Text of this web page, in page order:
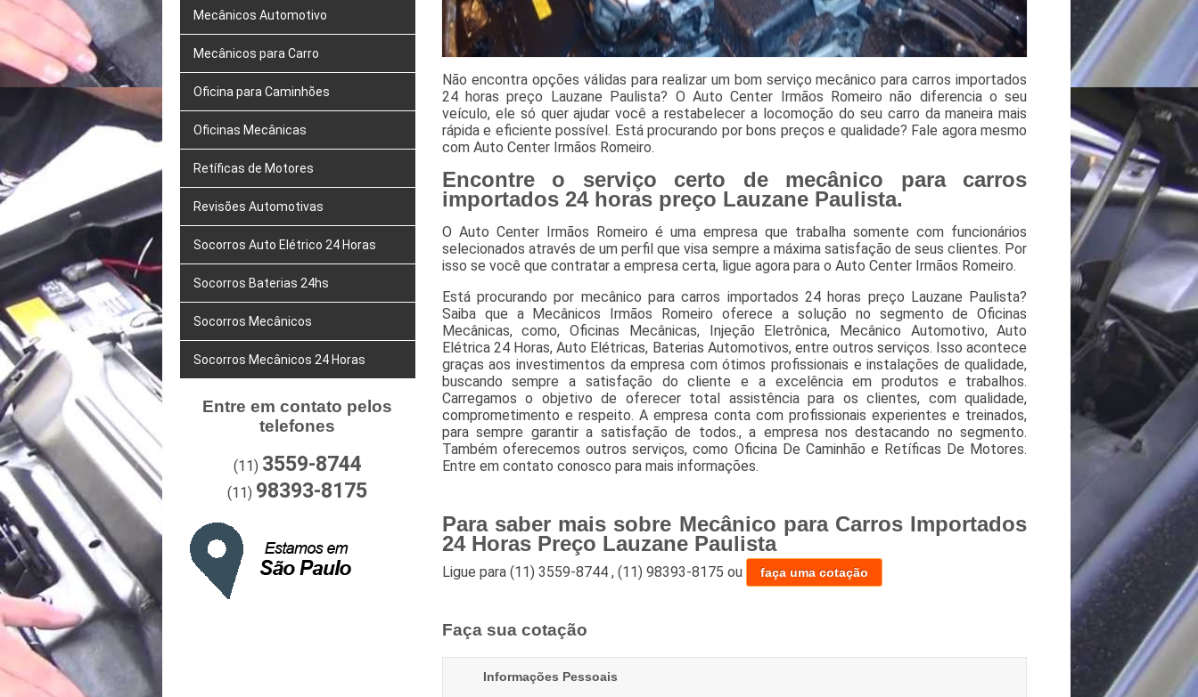
Mecânicos Automotivo
Mecânicos para Carro
Oficina para Caminhões
Oficinas Mecânicas
Retíficas de Motores
Revisões Automotivas
Socorros Auto Elétrico 24 Horas
Socorros Baterias 24hs
Socorros Mecânicos
Socorros Mecânicos 24 Horas
Entre em contato pelos
telefones
(11) 3559-8744
(11) 98393-8175
Não encontra opções válidas para realizar um bom serviço mecânico para carros importados
24 horas preço Lauzane Paulista? O Auto Center Irmãos Romeiro não diferencia o seu
veículo, ele só quer ajudar você a restabelecer a locomoção do seu carro da maneira mais
rápida e eficiente possível. Está procurando por bons preços e qualidade? Fale agora mesmo
com Auto Center Irmãos Romeiro.
Encontre o serviço certo de mecânico para carros
importados 24 horas preço Lauzane Paulista.
O Auto Center Irmãos Romeiro é uma empresa que trabalha somente com funcionários
selecionados através de um perfil que visa sempre a máxima satisfação de seus clientes. Por
isso se você que contratar a empresa certa, ligue agora para o Auto Center Irmãos Romeiro.
Está procurando por mecânico para carros importados 24 horas preço Lauzane Paulista?
Saiba que a Mecânicos Irmãos Romeiro oferece a solução no segmento de Oficinas
Mecânicas, como, Oficinas Mecânicas, Injeção Eletrônica, Mecânico Automotivo, Auto
Elétrica 24 Horas, Auto Elétricas, Baterias Automotivos, entre outros serviços. Isso acontece
graças aos investimentos da empresa com ótimos profissionais e instalações de qualidade,
buscando sempre a satisfação do cliente e a excelência em produtos e trabalhos.
Carregamos o objetivo de oferecer total assistência para os clientes, com qualidade,
comprometimento e respeito. A empresa conta com profissionais experientes e treinados,
para sempre garantir a satisfação de todos., a empresa nos destacando no segmento.
Também oferecemos outros serviços, como Oficina De Caminhão e Retíficas De Motores.
Entre em contato conosco para mais informações.
Para saber mais sobre Mecânico para Carros Importados
24 Horas Preço Lauzane Paulista
Ligue para (11) 3559-8744 , (11) 98393-8175 ou faça uma cotação
Faça sua cotação
Informações Pessoais